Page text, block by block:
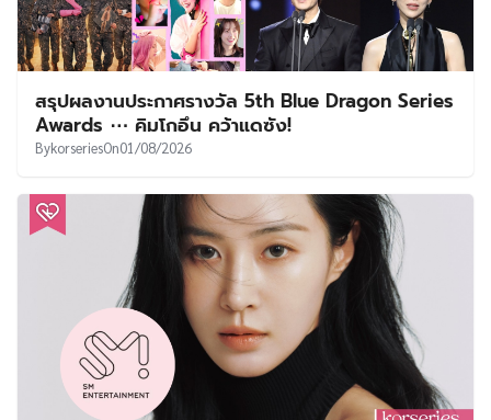
สรุปผลงานประกาศรางวัล 5th Blue Dragon Series
Awards ⋯ คิมโกอึน คว้าแดซัง!
BykorseriesOn01/08/2026